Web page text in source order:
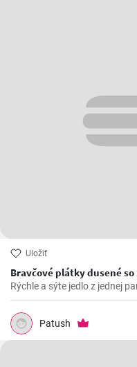
Uložiť
Bravčové plátky dusené
Rýchle a sýte jedlo z jednej
Patush